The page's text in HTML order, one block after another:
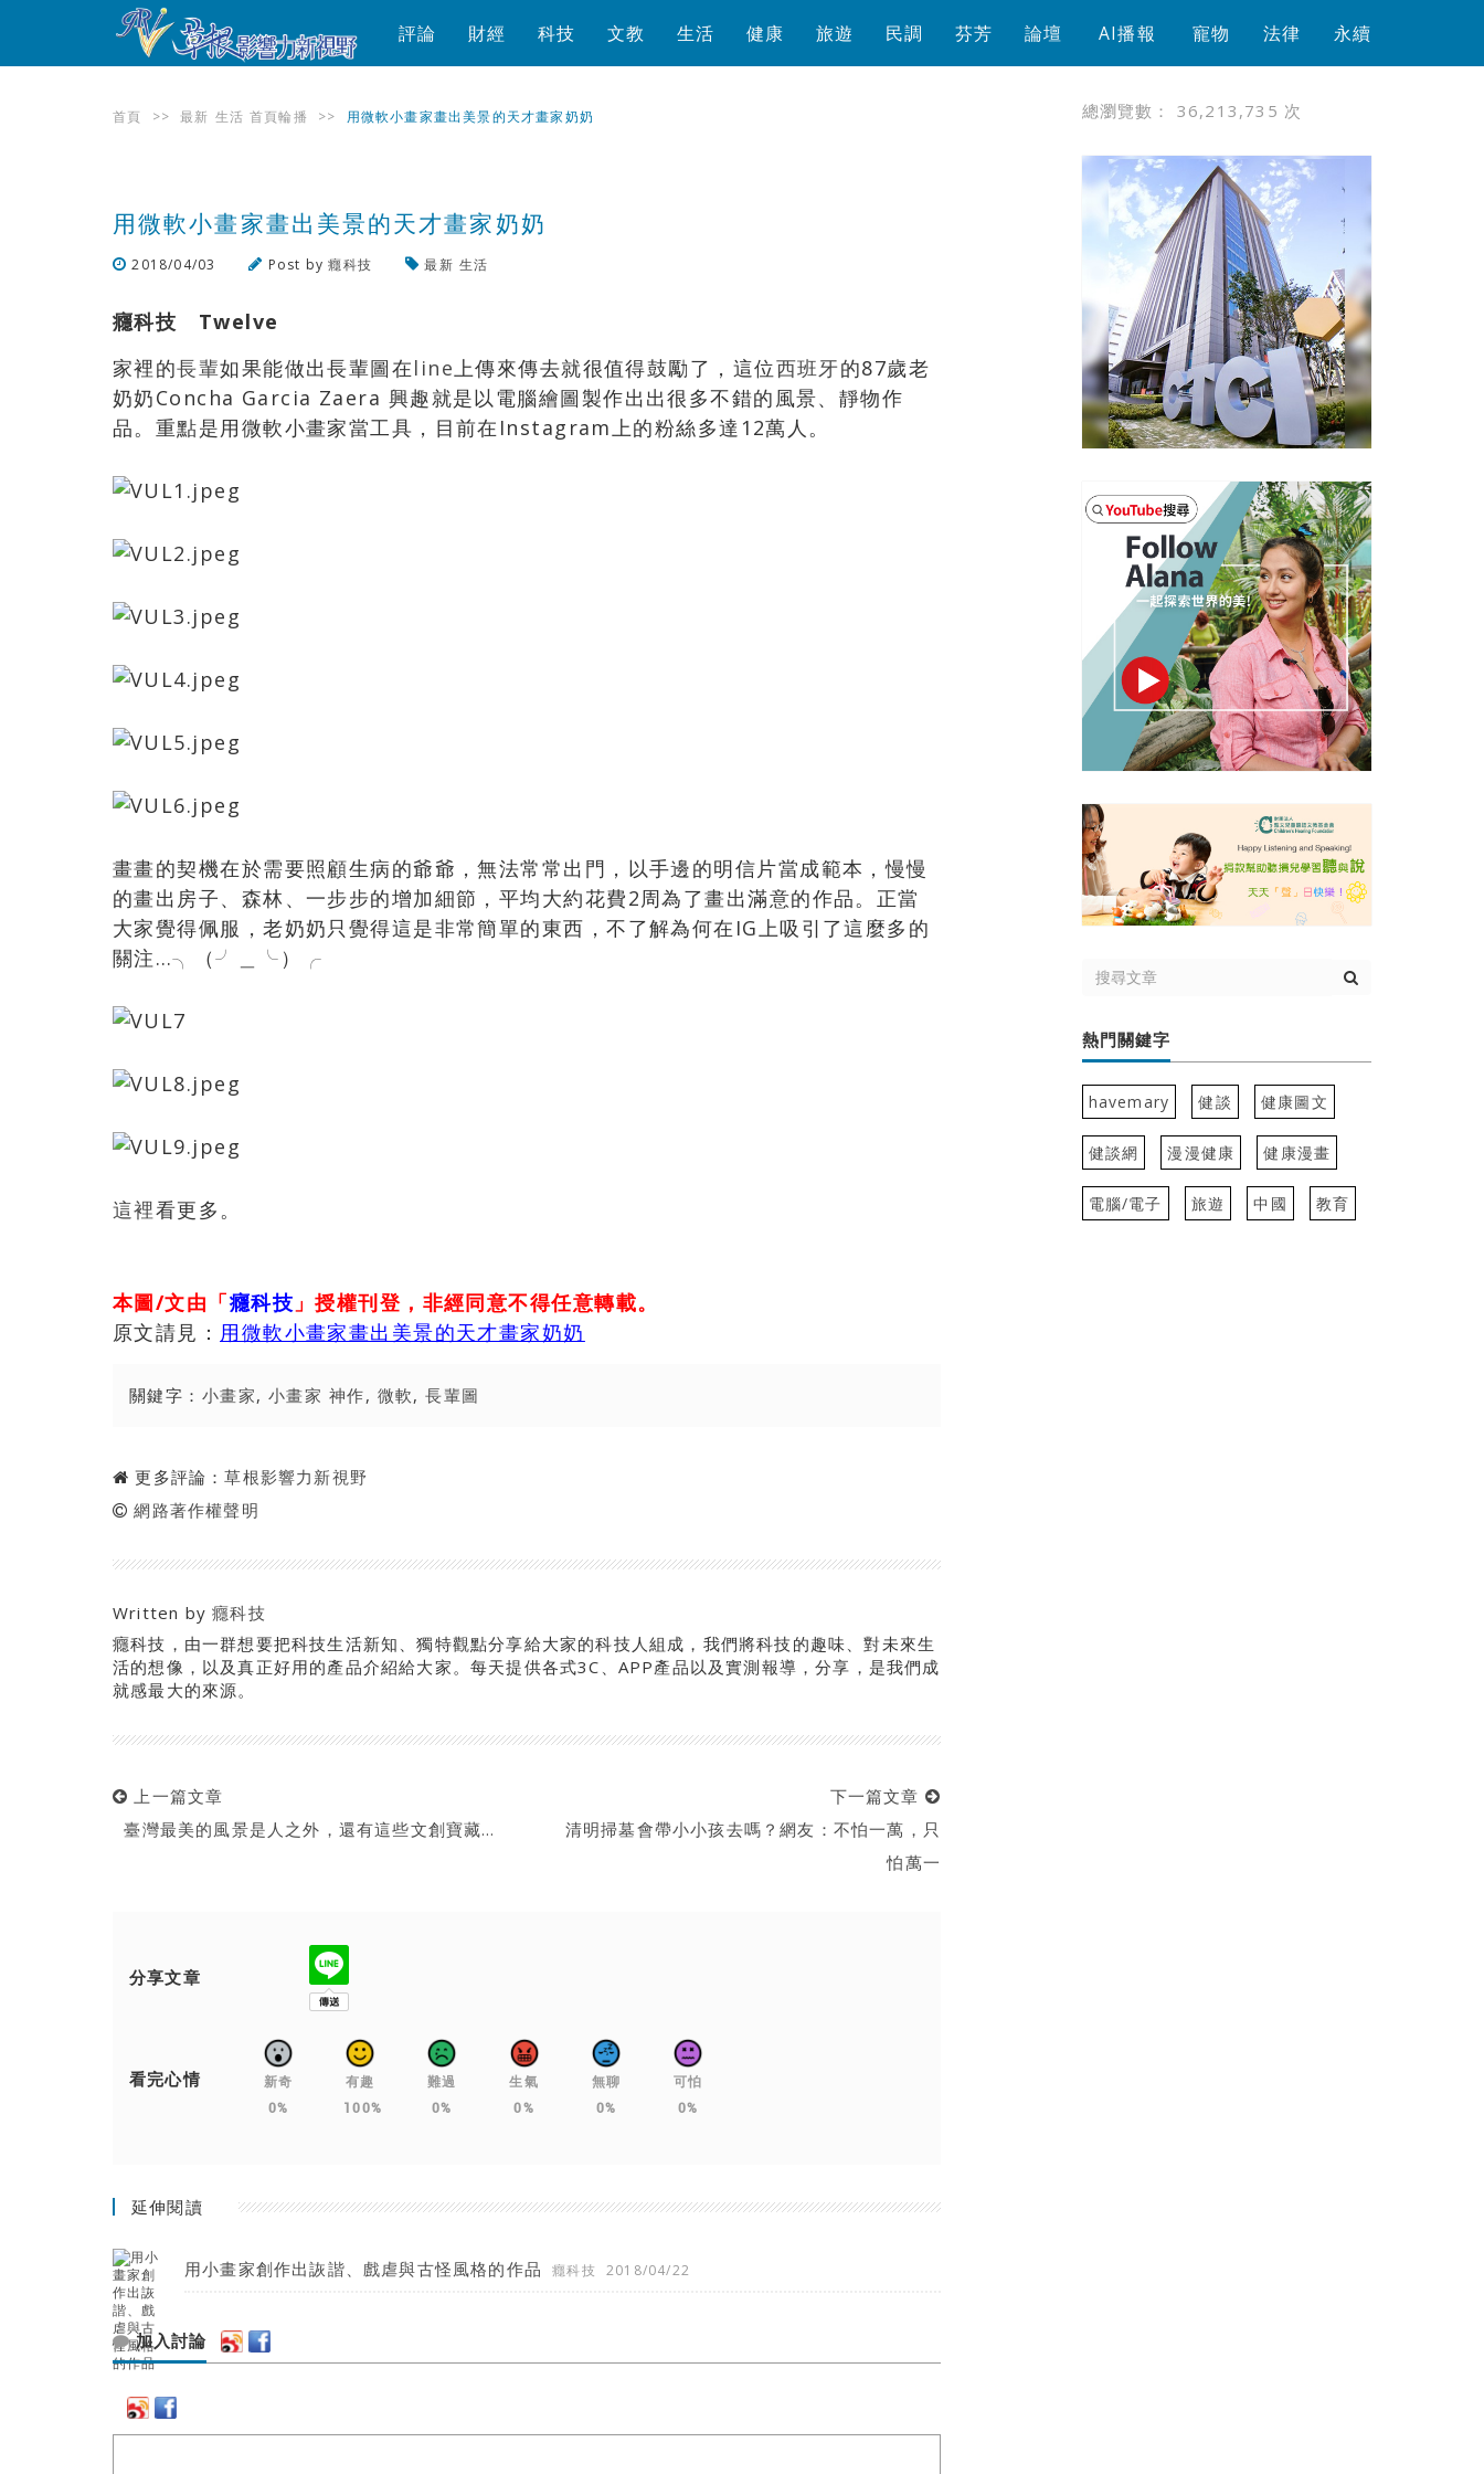
評論 財經 科技 文教 生活 健康 旅遊 民調 芬芳 論壇 AI播報 寵物 法律 永續
首頁 >> 最新 生活 首頁輪播 >> 用微軟小畫家畫出美景的天才畫家奶奶
用微軟小畫家畫出美景的天才畫家奶奶
2018/04/03 Post by癮科技 最新 生活
癮科技 Twelve
家裡的長輩如果能做出長輩圖在line上傳來傳去就很值得鼓勵了，這位西班牙的87歲老
奶奶Concha Garcia Zaera 興趣就是以電腦繪圖製作出出很多不錯的風景、靜物作
品。重點是用微軟小畫家當工具，目前在Instagram上的粉絲多達12萬人。
畫畫的契機在於需要照顧生病的爺爺，無法常常出門，以手邊的明信片當成範本，慢慢
的畫出房子、森林、一步步的增加細節，平均大約花費2周為了畫出滿意的作品。正當
大家覺得佩服，老奶奶只覺得這是非常簡單的東西，不了解為何在IG上吸引了這麼多的
關注…╮（╯＿╰）╭
這裡看更多。
本圖/文由「癮科技 」授權刊登，非經同意不得任意轉載。
原文請見： 用微軟小畫家畫出美景的天才畫家奶奶
關鍵字： 小畫家, 小畫家 神作, 微軟,長輩圖
更多評論：草根影響力新視野
網路著作權聲明
Written by癮科技
癮科技，由一群想要把科技生活新知、獨特觀點分享給大家的科技人組成，我們將科技的趣味、對未來生
活的想像，以及真正好用的產品介紹給大家。每天提供各式3C、APP產品以及實測報導，分享，是我們成
就感最大的來源。
上一篇文章
臺灣最美的風景是人之外，還有這些文創寶藏…
下一篇文章
清明掃墓會帶小小孩去嗎？網友：不怕一萬，只
怕萬一
分享文章
看完心情
新奇
0%
有趣
100%
難過
0%
生氣
0%
無聊
0%
可怕
0%
延伸閱讀
用小畫家創作出詼諧、戲虐與古怪風格的作品 癮科技 2018/04/22
加入討論
總瀏覽數： 36,213,735 次
熱門關鍵字
havemary 健談 健康圖文
健談網 漫漫健康 健康漫畫
電腦/電子 旅遊 中國 教育